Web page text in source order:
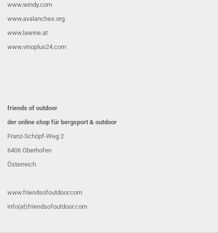
www.windy.com
www.avalanches.org
www.lawine.at
www.vinoplus24.com
friends of outdoor
der online shop für bergsport & outdoor
Franz-Schöpf-Weg 2
6406 Oberhofen
Österreich
www.friendsofoutdoor.com
info(at)friendsofoutdoor.com